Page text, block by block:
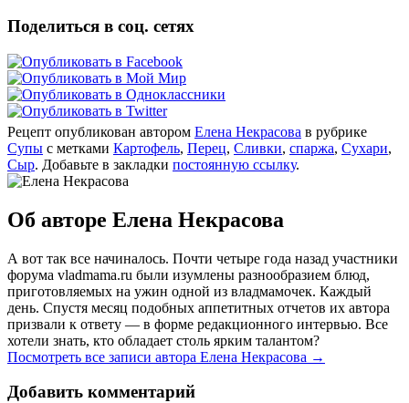
Поделиться в соц. сетях
Рецепт опубликован автором Елена Некрасова в рубрике
Супы с метками Картофель, Перец, Сливки, спаржа, Сухари,
Сыр. Добавьте в закладки постоянную ссылку.
Об авторе Елена Некрасова
А вот так все начиналось. Почти четыре года назад участники
форума vladmama.ru были изумлены разнообразием блюд,
приготовляемых на ужин одной из владмамочек. Каждый
день. Спустя месяц подобных аппетитных отчетов их автора
призвали к ответу — в форме редакционного интервью. Все
хотели знать, кто обладает столь ярким талантом?
Посмотреть все записи автора Елена Некрасова →
Добавить комментарий